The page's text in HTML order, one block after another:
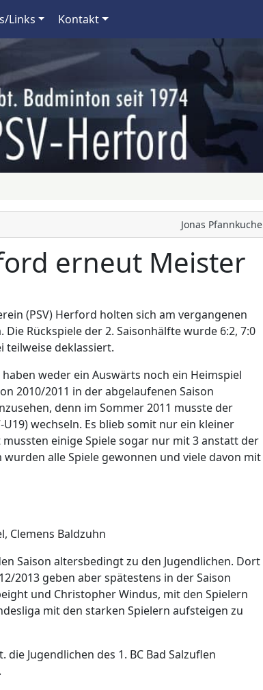
Links Kontakt
Jonas Pfannkuche
erneut Meister
(PSV) Herford holten sich am vergangenen
Rückspiele der 2. Saisonhälfte wurde 6:2, 7:0
teilweise deklassiert.
weder ein Auswärts noch ein Heimspiel
2010/2011 in der abgelaufenen Saison
denn im Sommer 2011 musste der
wechseln. Es blieb somit nur ein kleiner
einige Spiele sogar nur mit 3 anstatt der
alle Spiele gewonnen und viele davon mit
Clemens Baldzuhn
Saison altersbedingt zu den Jugendlichen. Dort
2013 geben aber spätestens in der Saison
und Christopher Windus, mit den Spielern
mit den starken Spielern aufsteigen zu
Jugendlichen des 1. BC Bad Salzuflen